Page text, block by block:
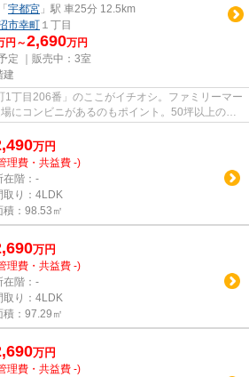
「 宇都宮 」駅 車25分 12.5km
市幸町 １丁目
円～2,690万円
定 ｜販売中： 3室
建
1丁目206番」のここがイチオシ。ファミリーマー
にコンビニがあるのもポイント。50坪以上の広
万円
理費・共益費 -)
在階：-
取り：4LDK
積：98.53㎡
万円
理費・共益費 -)
在階：-
取り：4LDK
積：97.29㎡
万円
理費・共益費 -)